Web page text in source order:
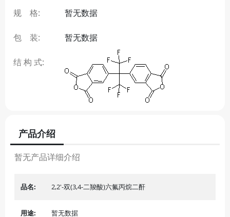
规 格: 暂无数据
包 装: 暂无数据
结 构 式:
产品介绍
暂无产品详细介绍
品名: 2,2'-双(3,4-二羧酸)六氟丙烷二酐
用途: 暂无数据